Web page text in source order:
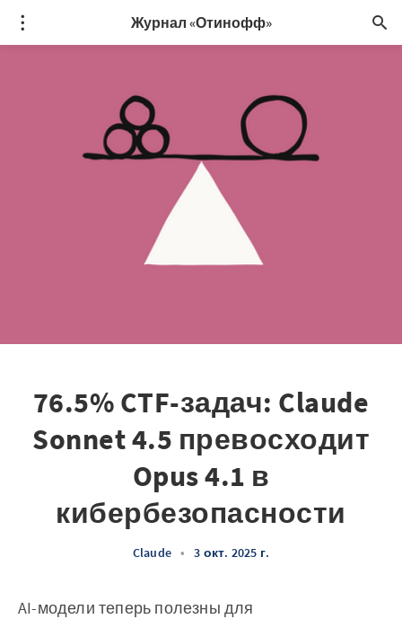
Журнал «Отинофф»
76.5% CTF-задач: Claude
Sonnet 4.5 превосходит
Opus 4.1 в
кибербезопасности
Claude • 3 окт. 2025 г.
AI-модели теперь полезны для